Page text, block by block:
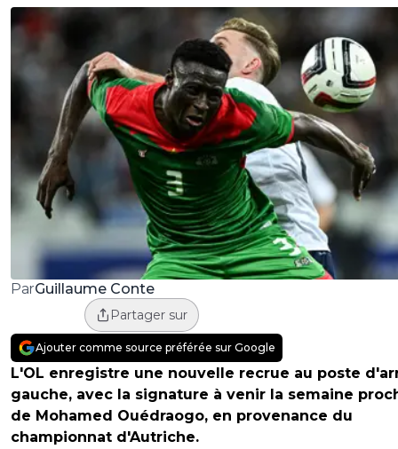
ParGuillaume Conte
Partager sur
Ajouter comme source préférée sur Google
L'OL enregistre une nouvelle recrue au poste
gauche, avec la signature à venir la semaine
de Mohamed Ouédraogo, en provenance du
championnat d'Autriche.